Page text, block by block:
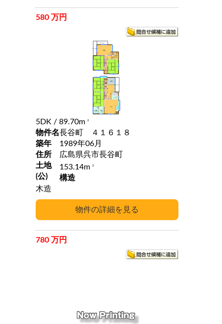
580 万円
5DK / 89.70m 2
物件名長谷町 ４１６１８
築年
1989年06月
住所
広島県呉市長谷町
土地
(公)
153.14m 2
構造
木造
780 万円